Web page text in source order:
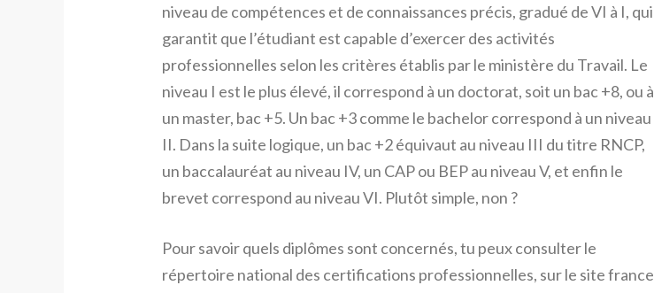
niveau de compétences et de connaissances précis, gradué de VI à I, qui
garantit que l’étudiant est capable d’exercer des activités
professionnelles selon les critères établis par le ministère du Travail. Le
niveau I est le plus élevé, il correspond à un doctorat, soit un bac +8, ou à
un master, bac +5. Un bac +3 comme le bachelor correspond à un niveau
II. Dans la suite logique, un bac +2 équivaut au niveau III du titre RNCP,
un baccalauréat au niveau IV, un CAP ou BEP au niveau V, et enfin le
brevet correspond au niveau VI. Plutôt simple, non ?
Pour savoir quels diplômes sont concernés, tu peux consulter le
répertoire national des certifications professionnelles, sur le site france